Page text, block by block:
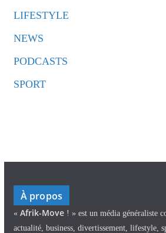
LIFESTYLE
NEWS
PODCASTS
SPORT
À propos
« Afrik-Move ! » est un média généraliste
actualité, business, divertissement, lifestyle,